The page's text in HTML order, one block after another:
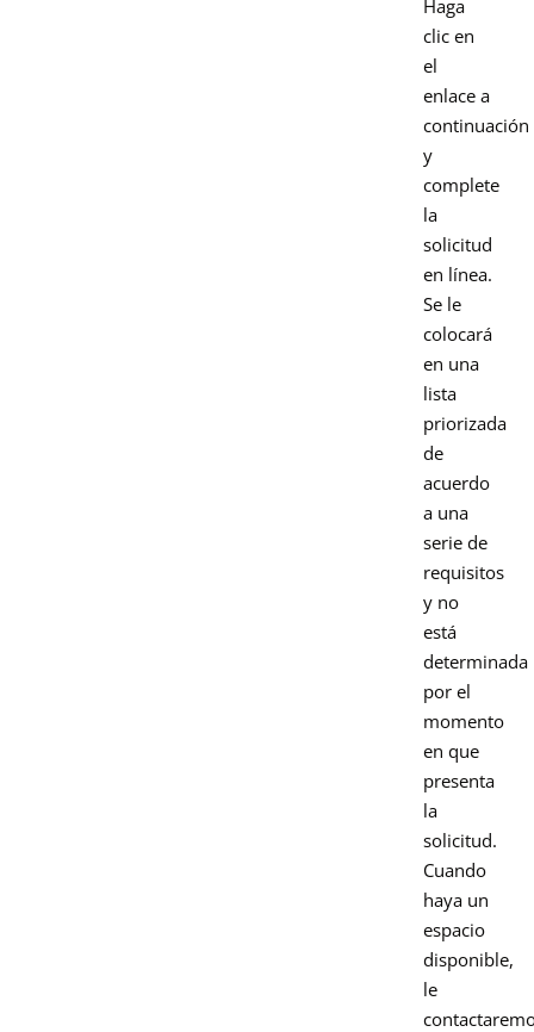
Haga
clic en
el
enlace a
continuación
y
complete
la
solicitud
en línea.
Se le
colocará
en una
lista
priorizada
de
acuerdo
a una
serie de
requisitos
y no
está
determinada
por el
momento
en que
presenta
la
solicitud.
Cuando
haya un
espacio
disponible,
le